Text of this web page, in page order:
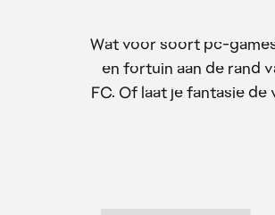
Wat voor soort pc-
en fortuin aan de rand
FC. Of laat je fantasie